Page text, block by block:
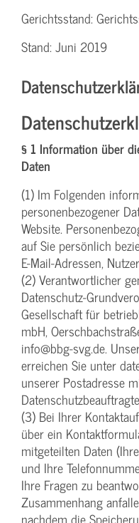
Gerichtsstand:
Stand: Juni 2019
§ 1 Information über
Daten
(1) Im Folgenden
personenbezogener
Website.
auf Sie persönlich
E-Mail-Adressen,
(2) Verantwortlicher
Datenschutz-
Gesellschaft für
mbH,
info@bbg-svg.de.
erreichen Sie unter
unserer Postadresse
(3) Bei Ihrer
über ein
mitgeteilten Daten
und Ihre
Ihre Fragen zu
Zusammenhang